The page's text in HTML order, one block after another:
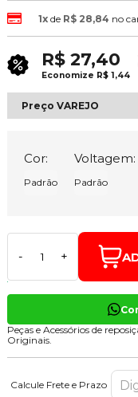
1xde R$ 28,84 no
R$ 27,40
Economize R$ 1,44
Preço VAREJO
Cor:
Padrão
Voltagem:
Padrão
- +
Peças e Acessórios de
Originais.
Calcule Frete e Prazo